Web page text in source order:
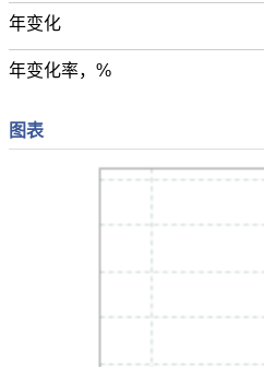
年变化
年变化率，%
图表